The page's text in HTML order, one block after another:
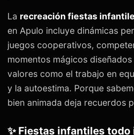
La recreación fiestas
en Apulo incluye dinámicas
juegos cooperativos,
momentos mágicos
valores como el trabajo en
y la autoestima. Porque
bien animada deja recuerdos
✨ Fiestas infantiles